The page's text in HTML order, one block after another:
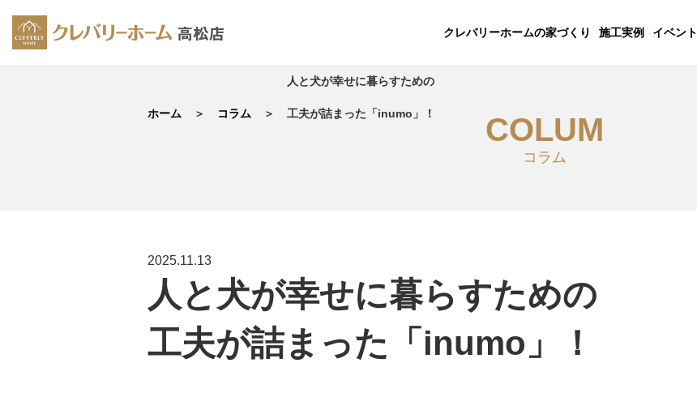
クレバリーホームの家づくり 施工実例 イベント
ホーム コラム
人と犬が幸せに暮らすための
工夫が詰まった「inumo」！ COLUM
コラム
2025.11.13
人と犬が幸せに暮らすための
工夫が詰まった「inumo」！